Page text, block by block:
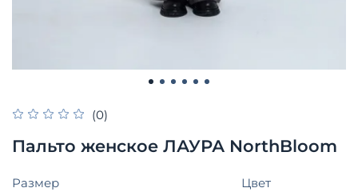
(0)
Пальто женское ЛАУРА NorthBloom
Размер Цвет